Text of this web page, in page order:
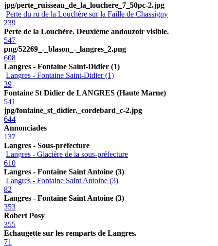
jpg/perte_ruisseau_de_la_louchere_7_50pc-2.jpg
Perte du ru de la Louchère sur la Faille de Chassigny
239
Perte de la Louchère. Deuxième andouzoir visible.
547
png/52269_-_blason_-_langres_2.png
608
Langres - Fontaine Saint-Didier (1)
Langres - Fontaine Saint-Didier (1)
39
Fontaine St Didier de LANGRES (Haute Marne)
541
jpg/fontaine_st_didier._cordebard_c-2.jpg
644
Annonciades
137
Langres - Sous-préfecture
Langres - Glacière de la sous-préfecture
610
Langres - Fontaine Saint Antoine (3)
Langres - Fontaine Saint Antoine (3)
82
Langres - Fontaine Saint Antoine (3)
353
Robert Posy
355
Echaugette sur les remparts de Langres.
71